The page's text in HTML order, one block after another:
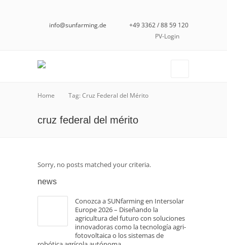
info@sunfarming.de
+49 3362 / 88 59 120
PV-Login
Home Tag: Cruz Federal del Mérito
cruz federal del mérito
Sorry, no posts matched your criteria.
news
Conozca a SUNfarming en Intersolar
Europe 2026 – Diseñando la
agricultura del futuro con soluciones
innovadoras como la tecnología agri-
fotovoltaica o los sistemas de